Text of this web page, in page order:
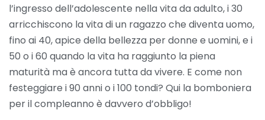
l’ingresso dell’adolescente nella vita da adulto, i 30
arricchiscono la vita di un ragazzo che diventa uomo,
fino ai 40, apice della bellezza per donne e uomini, e i
50 o i 60 quando la vita ha raggiunto la piena
maturità ma è ancora tutta da vivere. E come non
festeggiare i 90 anni o i 100 tondi? Qui la bomboniera
per il compleanno è davvero d’obbligo!